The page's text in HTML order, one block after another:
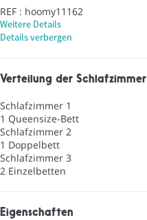
REF : hoomy11162
Weitere Details
Details verbergen
Verteilung der Schlafzimmer
Schlafzimmer 1
1 Queensize-Bett
Schlafzimmer 2
1 Doppelbett
Schlafzimmer 3
2 Einzelbetten
Eigenschaften